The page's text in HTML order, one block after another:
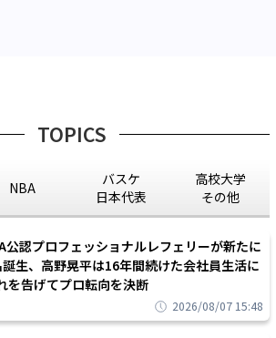
TOPICS
NBA
バスケ
日本代表
高校大学
その他
公認プロフェッショナルレフェリーが新たに
誕生、高野晃平は16年間続けた会社員生活に
を告げてプロ転向を決断
2026/08/07 15:48